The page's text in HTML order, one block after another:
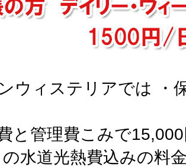
ウィステリアでは ・
と管理費こみで
の水道光熱費込みの料